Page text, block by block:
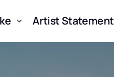
Artist Statement